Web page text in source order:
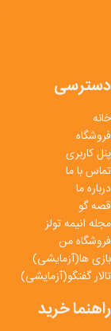
دسترسی
خانه
فروشگاه
پنل کاربری
تماس با ما
درباره ما
قصه گو
مجله انیمه تولز
فروشگاه من
بازی ها(آزمایشی)
تالار گفتگو(آزمایشی)
راهنما خرید